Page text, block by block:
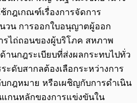
กฎเกณฑ์เรื่องการจัดการ
วน การออกใบอนุญาตผู้ออก
รไถ่ถอนของผู้บริโภค สหภาพ
านกฎระเบียบที่ส่งผลกระทบไปทั่ว
ะดับสากลต้องเลือกระหว่างการ
กฎหมาย หรือเผชิญกับการดำเนิน
กนหลักของการแข่งขันใน